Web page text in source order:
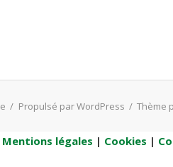
/ Propulsé par WordPress / Thème
Mentions légales | Cookies |